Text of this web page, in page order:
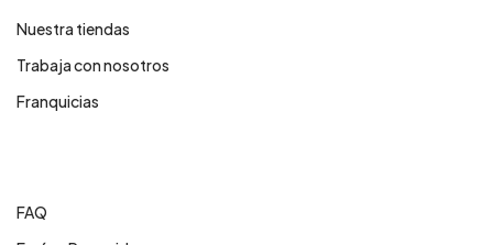
Nuestra tiendas
Trabaja con nosotros
Franquicias
FAQ